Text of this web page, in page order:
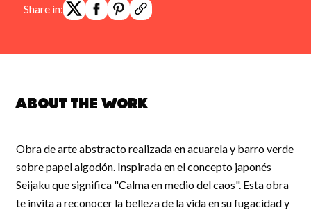
Share in:
About the work
Obra de arte abstracto realizada en acuarela y barro verde
sobre papel algodón. Inspirada en el concepto japonés
Seijaku que significa "Calma en medio del caos". Esta obra
te invita a reconocer la belleza de la vida en su fugacidad y